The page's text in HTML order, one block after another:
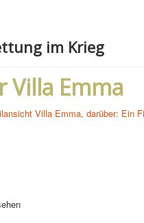
im Krieg
Villa Emma